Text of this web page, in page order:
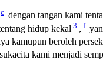
c dengan tangan kami
hidup kekal 3 , f
kamupun beroleh
kami menjadi